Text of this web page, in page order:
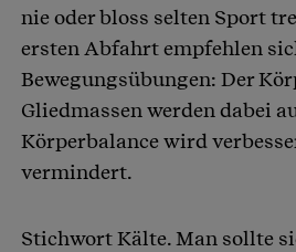
nie oder bloss selten Sport
ersten Abfahrt empfehlen
Bewegungsübungen: Der
Gliedmassen werden dabei
Körperbalance wird
vermindert.
Stichwort Kälte. Man sollte